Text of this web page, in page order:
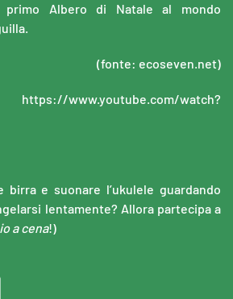
Albero di Natale al mondo
(fonte: ecoseven.net)
www.youtube.com/watch?
e suonare l’ukulele guardando
lentamente? Allora partecipa a
a cena!)